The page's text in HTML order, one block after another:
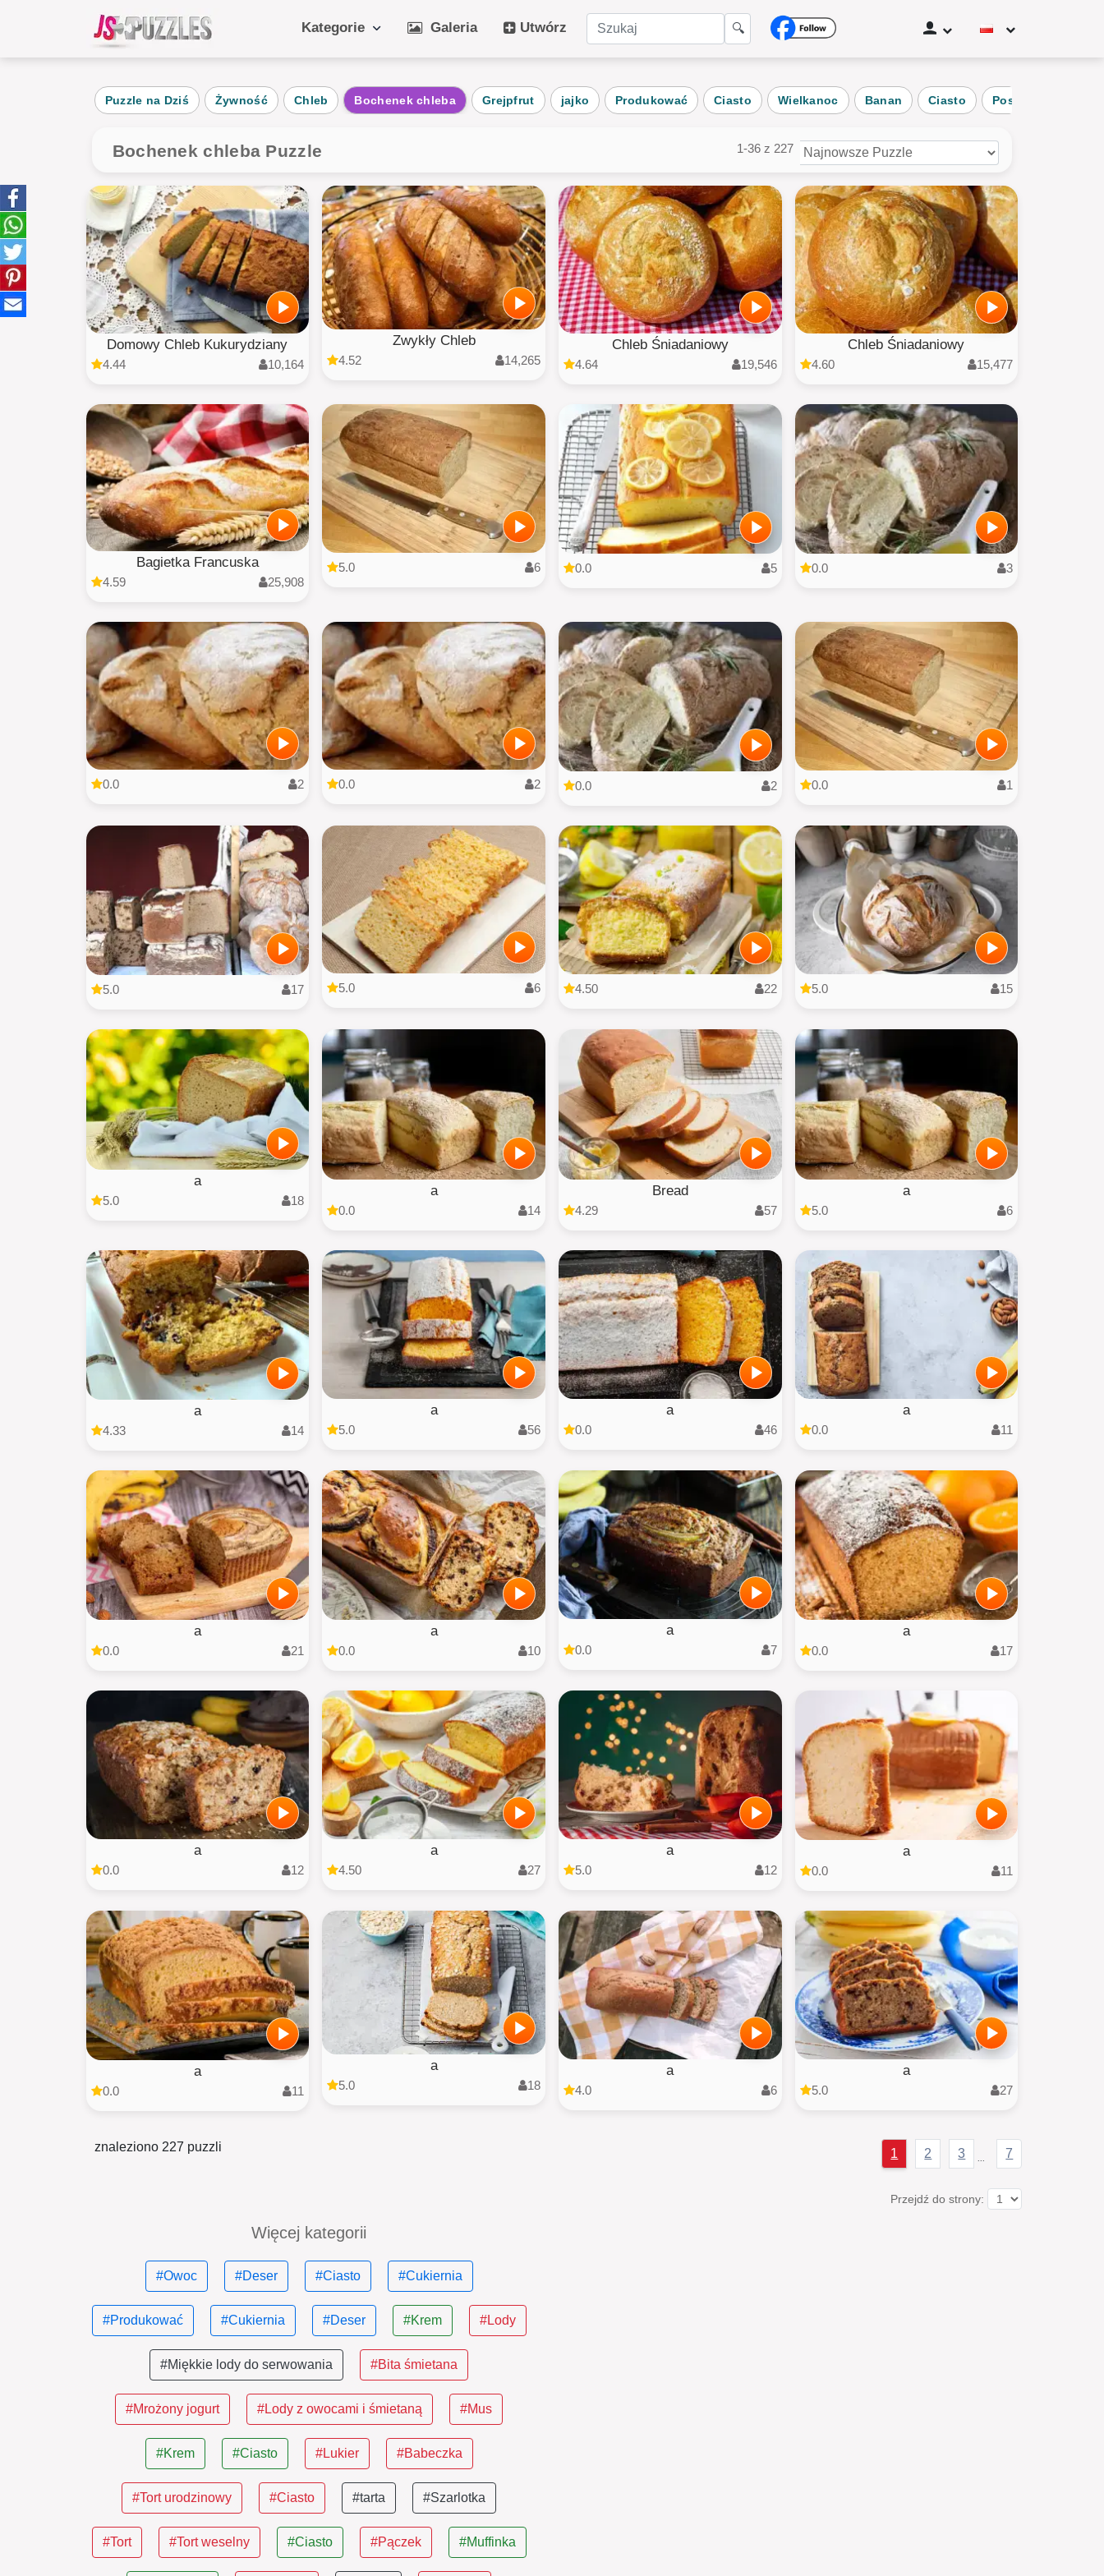
Kategorie
Na Dziś
Krajobraz
Ciasto
Dzieci
Sztuka
Roślina
Architektura
AI Art
Kot
Pojazd
Puzzle Użytkownika
Wszystkie kategorie
Galeria Utwórz 🔍
Puzzle na Dziś Żywność Chleb Bochenek chleba Grejpfrut jajko Produkować Ciasto Wielkanoc Banan Ciasto Posiłek
Bochenek chleba Puzzle 1-36 z 227
Domowy Chleb Kukurydziany
4.44 10,164
Zwykły Chleb
4.52 14,265
Chleb Śniadaniowy
4.64 19,546
Chleb Śniadaniowy
4.60 15,477
Bagietka Francuska
4.59 25,908
5.0 6 0.0 5 0.0 3
0.0 2 0.0 2 0.0 2 0.0 1
5.0 17 5.0 6 4.50 22 5.0 15
a
5.0 18
a
0.0 14
Bread
4.29 57
a
5.0 6
a
4.33 14
a
5.0 56
a
0.0 46
a
0.0 11
a
0.0 21
a
0.0 10
a
0.0 7
a
0.0 17
a
0.0 12
a
4.50 27
a
5.0 12
a
0.0 11
a
0.0 11
a
5.0 18
a
4.0 6
a
5.0 27
znaleziono 227 puzzli 1 2 3 7
Przejdź do strony:
Więcej kategorii
#Owoc #Deser #Ciasto #Cukiernia
#Produkować #Cukiernia #Deser #Krem #Lody
#Miękkie lody do serwowania #Bita śmietana
#Mrożony jogurt #Lody z owocami i śmietaną #Mus
#Krem #Ciasto #Lukier #Babeczka
#Tort urodzinowy #Ciasto #tarta #Szarlotka
#Tort #Tort weselny #Ciasto #Pączek #Muffinka